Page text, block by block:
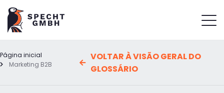
Página inicial
Marketing B2B
VOLTAR À VISÃO GERAL DO
GLOSSÁRIO